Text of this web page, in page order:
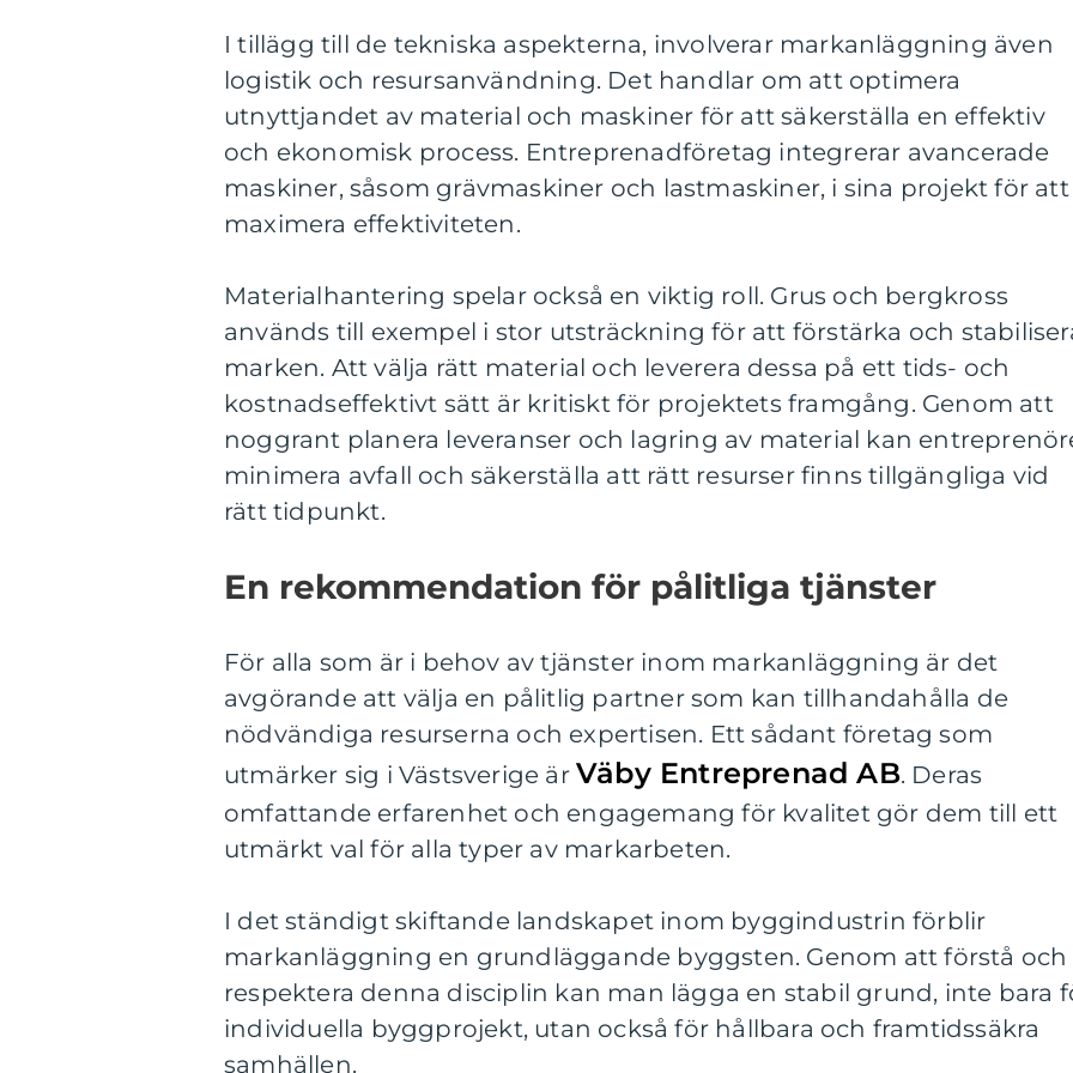
I tillägg till de tekniska aspekterna, involverar markanläggning även
logistik och resursanvändning. Det handlar om att optimera
utnyttjandet av material och maskiner för att säkerställa en effektiv
och ekonomisk process. Entreprenadföretag integrerar avancerade
maskiner, såsom grävmaskiner och lastmaskiner, i sina projekt för att
maximera effektiviteten.
Materialhantering spelar också en viktig roll. Grus och bergkross
används till exempel i stor utsträckning för att förstärka och
marken. Att välja rätt material och leverera dessa på ett tids- och
kostnadseffektivt sätt är kritiskt för projektets framgång. Genom att
noggrant planera leveranser och lagring av material kan
minimera avfall och säkerställa att rätt resurser finns tillgängliga vid
rätt tidpunkt.
En rekommendation för pålitliga tjänster
För alla som är i behov av tjänster inom markanläggning är det
avgörande att välja en pålitlig partner som kan tillhandahålla de
nödvändiga resurserna och expertisen. Ett sådant företag som
utmärker sig i Västsverige är Väby Entreprenad AB. Deras
omfattande erfarenhet och engagemang för kvalitet gör dem till ett
utmärkt val för alla typer av markarbeten.
I det ständigt skiftande landskapet inom byggindustrin förblir
markanläggning en grundläggande byggsten. Genom att förstå och
respektera denna disciplin kan man lägga en stabil grund, inte bara
individuella byggprojekt, utan också för hållbara och framtidssäkra
samhällen.